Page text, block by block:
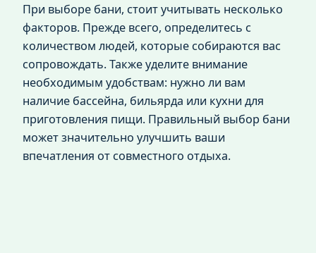
При выборе бани, стоит учитывать несколько
факторов. Прежде всего, определитесь с
количеством людей, которые собираются вас
сопровождать. Также уделите внимание
необходимым удобствам: нужно ли вам
наличие бассейна, бильярда или кухни для
приготовления пищи. Правильный выбор бани
может значительно улучшить ваши
впечатления от совместного отдыха.